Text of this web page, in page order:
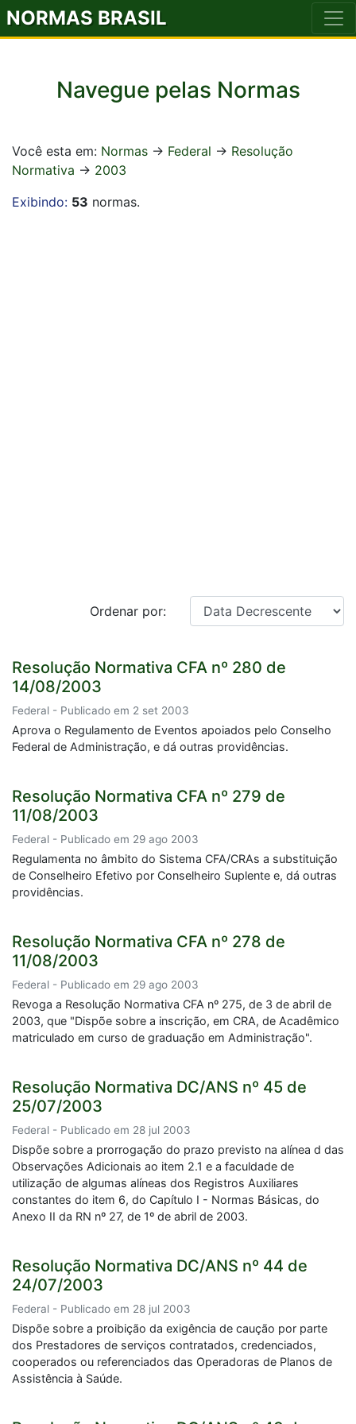
NORMAS BRASIL
Navegue pelas Normas
Você esta em: Normas -> Federal -> Resolução
Normativa -> 2003
Exibindo: 53 normas.
Ordenar por:
Resolução Normativa CFA nº 280 de
14/08/2003
Federal - Publicado em 2 set 2003
Aprova o Regulamento de Eventos apoiados pelo Conselho
Federal de Administração, e dá outras providências.
Resolução Normativa CFA nº 279 de
11/08/2003
Federal - Publicado em 29 ago 2003
Regulamenta no âmbito do Sistema CFA/CRAs a substituição
de Conselheiro Efetivo por Conselheiro Suplente e, dá outras
providências.
Resolução Normativa CFA nº 278 de
11/08/2003
Federal - Publicado em 29 ago 2003
Revoga a Resolução Normativa CFA nº 275, de 3 de abril de
2003, que "Dispõe sobre a inscrição, em CRA, de Acadêmico
matriculado em curso de graduação em Administração".
Resolução Normativa DC/ANS nº 45 de
25/07/2003
Federal - Publicado em 28 jul 2003
Dispõe sobre a prorrogação do prazo previsto na alínea d das
Observações Adicionais ao item 2.1 e a faculdade de
utilização de algumas alíneas dos Registros Auxiliares
constantes do item 6, do Capítulo I - Normas Básicas, do
Anexo II da RN nº 27, de 1º de abril de 2003.
Resolução Normativa DC/ANS nº 44 de
24/07/2003
Federal - Publicado em 28 jul 2003
Dispõe sobre a proibição da exigência de caução por parte
dos Prestadores de serviços contratados, credenciados,
cooperados ou referenciados das Operadoras de Planos de
Assistência à Saúde.